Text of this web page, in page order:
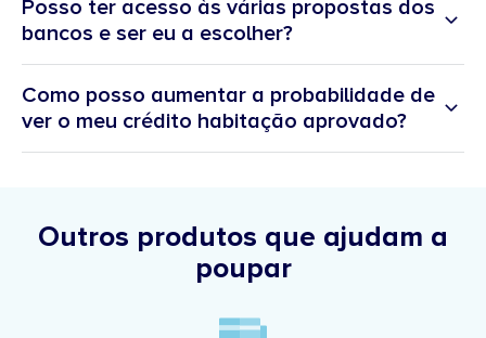
Posso ter acesso às várias propostas dos
bancos e ser eu a escolher?
Como posso aumentar a probabilidade de
ver o meu crédito habitação aprovado?
Outros produtos que ajudam a
poupar